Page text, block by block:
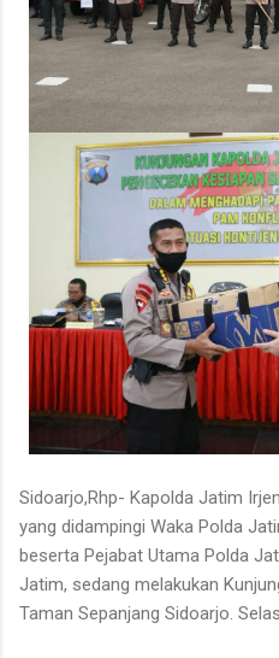
Sidoarjo,Rhp- Kapolda Jatim
yang didampingi Waka Polda
beserta Pejabat Utama Polda
Jatim, sedang melakukan
Taman Sepanjang Sidoarjo.